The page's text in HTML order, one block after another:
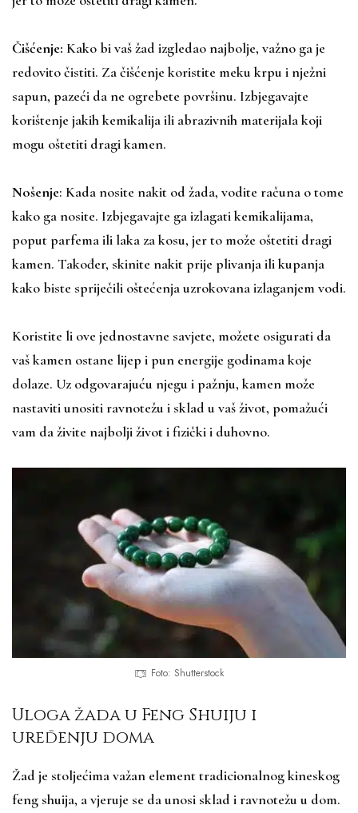
Čišćenje: Kako bi vaš žad izgledao najbolje, važno ga je
redovito čistiti. Za čišćenje koristite meku krpu i nježni
sapun, pazeći da ne ogrebete površinu. Izbjegavajte
korištenje jakih kemikalija ili abrazivnih materijala koji
mogu oštetiti dragi kamen.
Nošenje: Kada nosite nakit od žada, vodite računa o tome
kako ga nosite. Izbjegavajte ga izlagati kemikalijama,
poput parfema ili laka za kosu, jer to može oštetiti dragi
kamen. Također, skinite nakit prije plivanja ili kupanja
kako biste spriječili oštećenja uzrokovana izlaganjem vodi.
Koristite li ove jednostavne savjete, možete osigurati da
vaš kamen ostane lijep i pun energije godinama koje
dolaze. Uz odgovarajuću njegu i pažnju, kamen može
nastaviti unositi ravnotežu i sklad u vaš život, pomažući
vam da živite najbolji život i fizički i duhovno.
Foto: Shutterstock
Uloga žada u Feng Shuiju i
uređenju doma
Žad je stoljećima važan element tradicionalnog kineskog
feng shuija, a vjeruje se da unosi sklad i ravnotežu u dom.